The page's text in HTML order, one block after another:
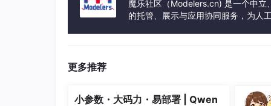
魔乐社区（Modelers.cn) 是一个中立
的托管、展示与应用协同服务，为人
更多推荐
小参数・大码力・易部署 | Qwen